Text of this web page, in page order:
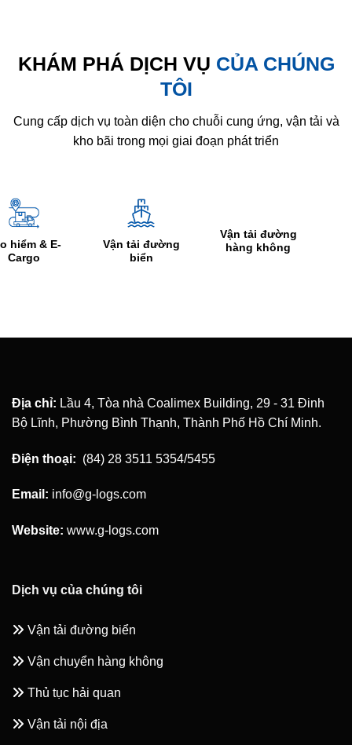
KHÁM PHÁ DỊCH VỤ CỦA CHÚNG
TÔI
Cung cấp dịch vụ toàn diện cho chuỗi cung ứng, vận tải và
kho bãi trong mọi giai đoạn phát triển
Vận tải đường
Vận tải đường
hàng không
Địa chỉ: Lầu 4, Tòa nhà Coalimex Building, 29 - 31 Đinh
Bộ Lĩnh, Phường Bình Thạnh, Thành Phố Hồ Chí Minh.
Điện thoại: (84) 28 3511 5354/5455
Email: info@g-logs.com
Website: www.g-logs.com
Dịch vụ của chúng tôi
Vận tải đường biển
Vận chuyển hàng không
Thủ tục hải quan
Vận tải nội địa